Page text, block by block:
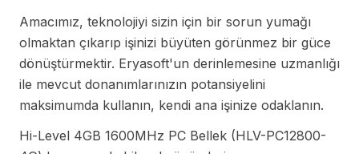
Amacımız, teknolojiyi sizin için bir sorun yumağı
olmaktan çıkarıp işinizi büyüten görünmez bir güce
dönüştürmektir. Eryasoft'un derinlemesine uzmanlığı
ile mevcut donanımlarınızın potansiyelini
maksimumda kullanın, kendi ana işinize odaklanın.
Hi-Level 4GB 1600MHz PC Bellek (HLV-PC12800-